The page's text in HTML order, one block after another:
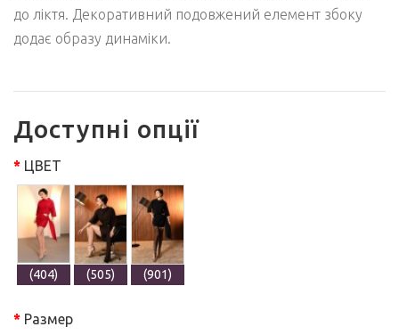
до ліктя. Декоративний подовжений елемент збоку
додає образу динаміки.
Доступні опції
ЦВЕТ
(404) (505) (901)
Размер